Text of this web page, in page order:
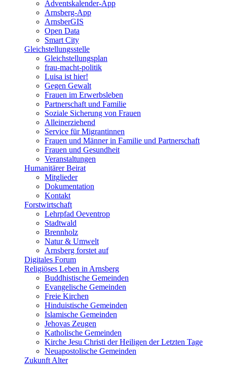
Adventskalender-App
Arnsberg-App
ArnsberGIS
Open Data
Smart City
Gleichstellungsstelle
Gleichstellungsplan
frau-macht-politik
Luisa ist hier!
Gegen Gewalt
Frauen im Erwerbsleben
Partnerschaft und Familie
Soziale Sicherung von Frauen
Alleinerziehend
Service für Migrantinnen
Frauen und Männer in Familie und Partnerschaft
Frauen und Gesundheit
Veranstaltungen
Humanitärer Beirat
Mitglieder
Dokumentation
Kontakt
Forstwirtschaft
Lehrpfad Oeventrop
Stadtwald
Brennholz
Natur & Umwelt
Arnsberg forstet auf
Digitales Forum
Religiöses Leben in Arnsberg
Buddhistische Gemeinden
Evangelische Gemeinden
Freie Kirchen
Hinduistische Gemeinden
Islamische Gemeinden
Jehovas Zeugen
Katholische Gemeinden
Kirche Jesu Christi der Heiligen der Letzten Tage
Neuapostolische Gemeinden
Zukunft Alter